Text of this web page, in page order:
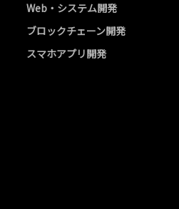
Web・システム開発
ブロックチェーン開発
スマホアプリ開発